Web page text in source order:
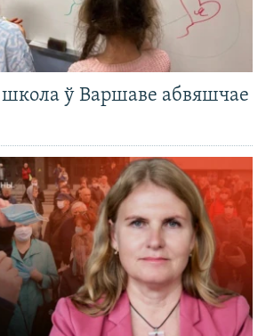
школа ў Варшаве абвяшчае